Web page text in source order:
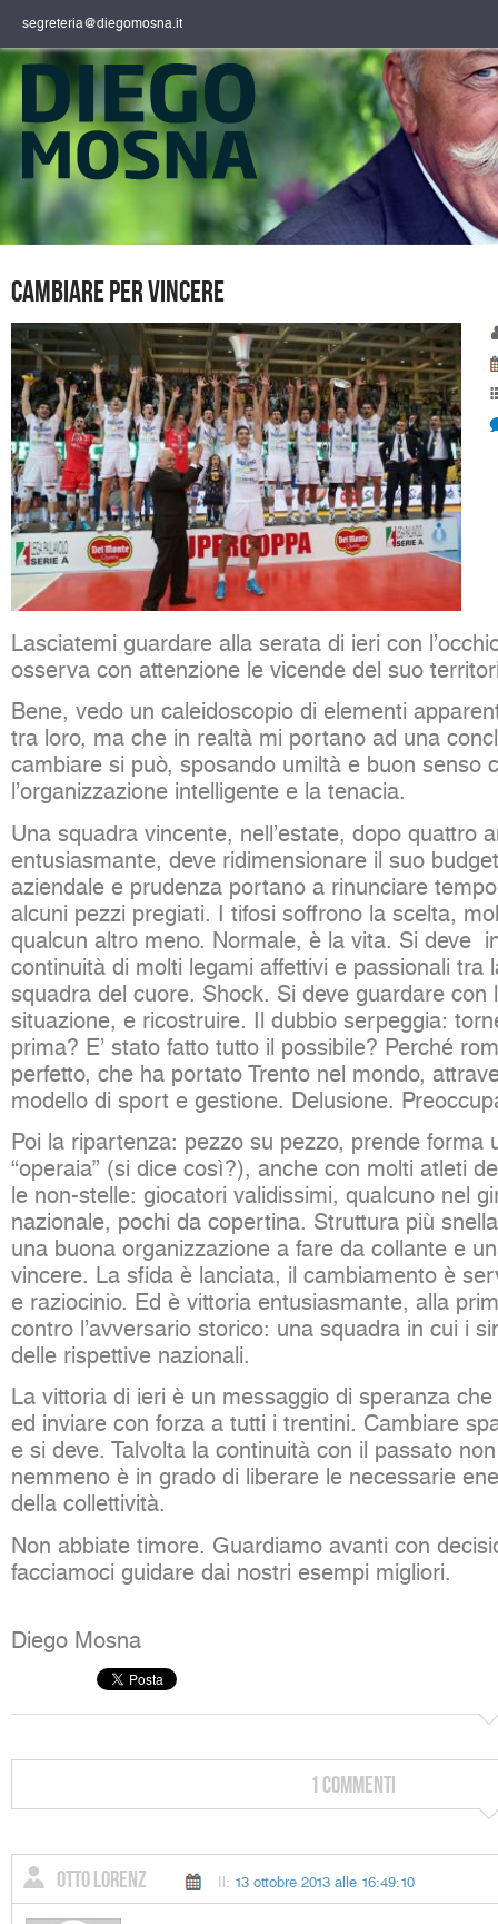
segreteria@diegomosna.it
Cambiare per vincere
Lasciatemi guardare alla serata di ieri con
osserva con attenzione le vicende del suo
Bene, vedo un caleidoscopio di elementi
tra loro, ma che in realtà mi portano ad una
cambiare si può, sposando umiltà e buon senso
l’organizzazione intelligente e la tenacia.
Una squadra vincente, nell’estate, dopo quattro
entusiasmante, deve ridimensionare il suo
aziendale e prudenza portano a rinunciare
alcuni pezzi pregiati. I tifosi soffrono la scelta,
qualcun altro meno. Normale, è la vita. Si deve
continuità di molti legami affettivi e passionali tra
squadra del cuore. Shock. Si deve guardare con
situazione, e ricostruire. Il dubbio serpeggia:
prima? E’ stato fatto tutto il possibile? Perché
perfetto, che ha portato Trento nel mondo,
modello di sport e gestione. Delusione.
Poi la ripartenza: pezzo su pezzo, prende forma
“operaia” (si dice così?), anche con molti atleti
le non-stelle: giocatori validissimi, qualcuno nel
nazionale, pochi da copertina. Struttura più
una buona organizzazione a fare da collante e
vincere. La sfida è lanciata, il cambiamento è
e raziocinio. Ed è vittoria entusiasmante, alla
contro l’avversario storico: una squadra in cui i
delle rispettive nazionali.
La vittoria di ieri è un messaggio di speranza
ed inviare con forza a tutti i trentini. Cambiare
e si deve. Talvolta la continuità con il passato
nemmeno è in grado di liberare le necessarie
della collettività.
Non abbiate timore. Guardiamo avanti con
facciamoci guidare dai nostri esempi migliori.
Diego Mosna
1 Commenti
Otto lorenz Il: 13 ottobre 2013 alle 16:49:10